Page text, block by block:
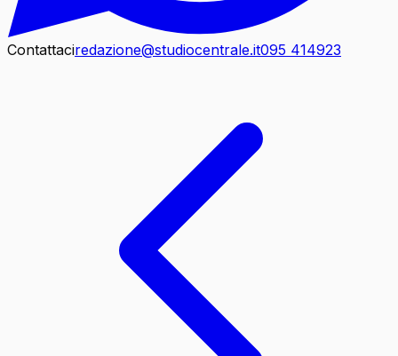
Contattaciredazione@studiocentrale.it095 414923